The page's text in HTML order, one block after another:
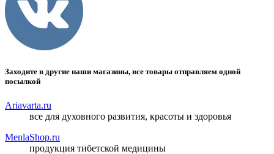
Заходите в другие наши магазины, все товары отправляем одной
посылкой
Ariavarta.ru
все для духовного развития, красоты и здоровья
MenlaShop.ru
продукция тибетской медицины